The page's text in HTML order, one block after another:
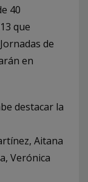
40
que
de
en
destacar la
Aitana
Verónica